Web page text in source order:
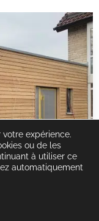
et
expérience.
ou de les
à utiliser ce
automatiquement